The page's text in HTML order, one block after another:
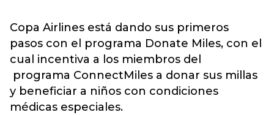
Copa Airlines está dando sus primeros
pasos con el programa Donate Miles, con el
cual incentiva a los miembros del
programa ConnectMiles a donar sus millas
y beneficiar a niños con condiciones
médicas especiales.